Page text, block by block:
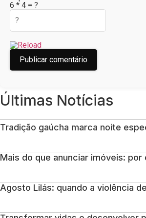
6 * 4 = ?
Últimas Notícias
Tradição gaúcha marca noite
Mais do que anunciar imóveis:
Agosto Lilás: quando a violência